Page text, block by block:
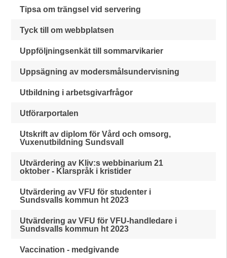
Tipsa om trängsel vid servering
Tyck till om webbplatsen
Uppföljningsenkät till sommarvikarier
Uppsägning av modersmålsundervisning
Utbildning i arbetsgivarfrågor
Utförarportalen
Utskrift av diplom för Vård och omsorg,
Vuxenutbildning Sundsvall
Utvärdering av Kliv:s webbinarium 21
oktober - Klarspråk i kristider
Utvärdering av VFU för studenter i
Sundsvalls kommun ht 2023
Utvärdering av VFU för VFU-handledare i
Sundsvalls kommun ht 2023
Vaccination - medgivande